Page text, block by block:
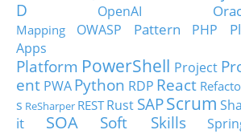
D
OpenAI
Mapping
OWASP Pattern PHP
Apps
Platform PowerShell Project
ent PWA Python RDP React
s ReSharper RESTRust SAPScrum
it
SOA Soft Skills